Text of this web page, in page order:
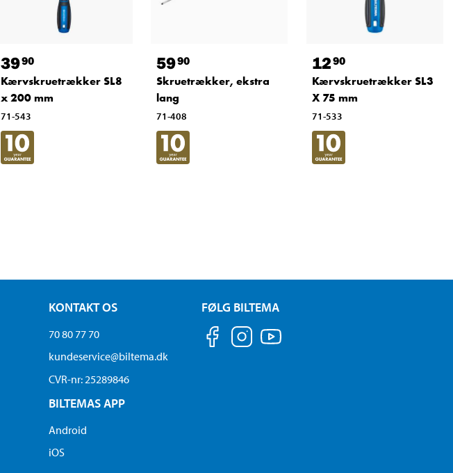
3990
Kærvskruetrækker SL8
x 200 mm
71-543
5990
Skruetrækker, ekstra
lang
71-408
1290
Kærvskruetrækker SL3
X 75 mm
71-533
KONTAKT OS
70 80 77 70
kundeservice@biltema.dk
CVR-nr: 25289846
BILTEMAS APP
Android
iOS
FØLG BILTEMA